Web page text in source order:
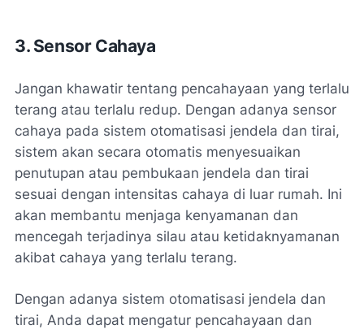
3. Sensor Cahaya
Jangan khawatir tentang pencahayaan yang terlalu
terang atau terlalu redup. Dengan adanya sensor
cahaya pada sistem otomatisasi jendela dan tirai,
sistem akan secara otomatis menyesuaikan
penutupan atau pembukaan jendela dan tirai
sesuai dengan intensitas cahaya di luar rumah. Ini
akan membantu menjaga kenyamanan dan
mencegah terjadinya silau atau ketidaknyamanan
akibat cahaya yang terlalu terang.
Dengan adanya sistem otomatisasi jendela dan
tirai, Anda dapat mengatur pencahayaan dan